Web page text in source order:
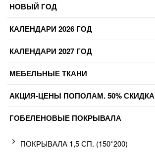
НОВЫЙ ГОД
КАЛЕНДАРИ 2026 ГОД
КАЛЕНДАРИ 2027 ГОД
МЕБЕЛЬНЫЕ ТКАНИ
АКЦИЯ-ЦЕНЫ ПОПОЛАМ. 50% СКИДКА
ГОБЕЛЕНОВЫЕ ПОКРЫВАЛА
ПОКРЫВАЛА 1,5 СП. (150*200)